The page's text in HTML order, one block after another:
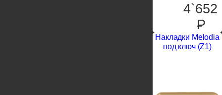
4`652
P
Накладки Melodia
под ключ (Z1)